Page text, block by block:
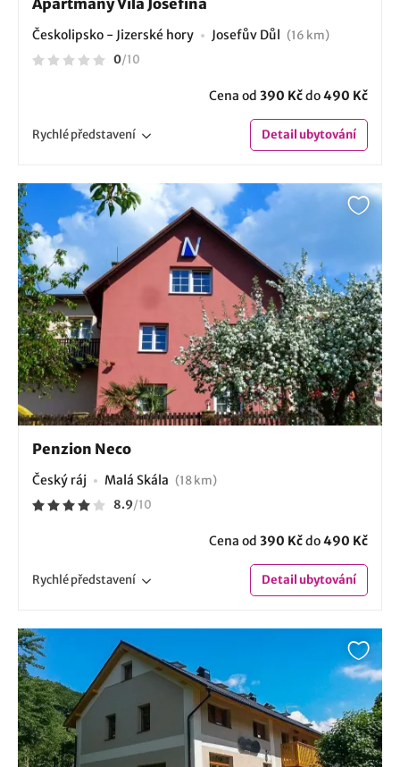
Apartmány Vila Josefína
Českolipsko - Jizerské hory Josefův Důl
(16 km)
0/10
Cena od 390 Kčdo490 Kč
Rychlépředstavení Detailubytování
Penzion Neco
Český ráj Malá Skála (18 km)
8.9/10
Cena od 390 Kčdo490 Kč
Rychlépředstavení Detailubytování